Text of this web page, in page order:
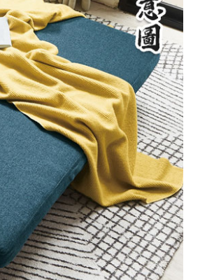
困難等因素，導致無法順利配送，
，費用將由買方自行支付。
司機當天到貨前皆會再與您通知，
本司得視狀況延後或停止運送服
送至指定樓面。《 如遇百貨周年慶
717
且在特定時日會給予折扣，
085-717。